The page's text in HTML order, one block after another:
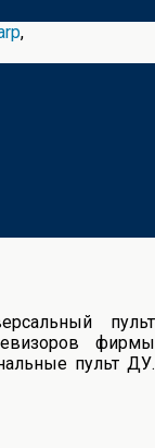
,
пульт
фирмы
пульт ДУ.